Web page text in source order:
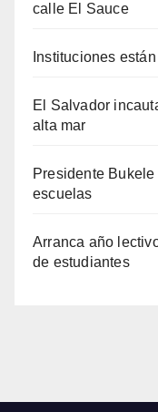
calle El Sauce
Instituciones
El Salvador
alta mar
Presidente
escuelas
Arranca año
de estudiantes